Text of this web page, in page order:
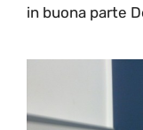
in buona parte